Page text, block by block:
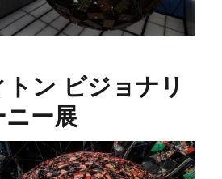
ン ビジョナリ
ニー展